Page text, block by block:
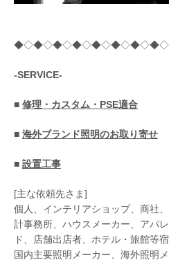
-SERVICE-
■ 修理・カスタム・PSE適合
■ 海外ブランド照明のお取り寄せ
■ 設置工事
[主な依頼先さま]
個人、インテリアショップ、商社
計事務所、ハウスメーカー、アパ
ド、店舗出店者、ホテル・旅館等
国内主要照明メーカー、海外照明